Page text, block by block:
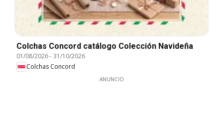
Colchas Concord catálogo Colección Navideña
01/08/2026-31/10/2026
Colchas Concord
ANUNCIO